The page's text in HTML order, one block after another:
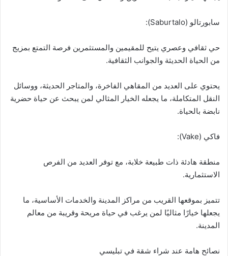
سابورتالو (Saburtalo):
حي ثقافي وعصري يتيح للمقيمين والمستثمرين فرصة التمتع بمزيج
من الحياة الحديثة والجوانب الثقافية.
يحتوي على العديد من المقاهي الفاخرة، والمتاجر الحديثة، ووسائل
النقل المتكاملة، ما يجعله الخيار المثالي لمن يبحث عن حياة حضرية
نابضة بالحياة.
فاكي (Vake):
منطقة هادئة ذات طبيعة خلابة، مع توفر العديد من الفرص
الاستثمارية.
تتميز بموقعها القريب من مراكز المدينة والخدمات الأساسية، ما
يجعلها خيارًا مثاليًا لمن يرغب في حياة مريحة وقريبة من معالم
المدينة.
نصائح هامة عند شراء شقة في تبليسي